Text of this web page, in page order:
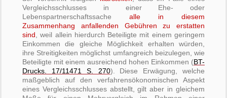
Vergleichsschlusses in einer Ehe- oder
Lebenspartnerschaftssache alle in diesem
Zusammenhang anfallenden Gebühren zu erstatten
sind , weil allein hierdurch Beteiligte mit einem geringem
Einkommen die gleiche Möglichkeit erhalten würden,
ihre Streitigkeiten möglichst umfangreich beizulegen, wie
Beteiligte mit einem ausreichend hohen Einkommen (BT-
Drucks. 17/11471 S. 270). Diese Erwägung, welche
maßgeblich auf den verfahrensökonomischen Aspekt
eines Vergleichsschlusses abstellt, gilt aber in gleichem